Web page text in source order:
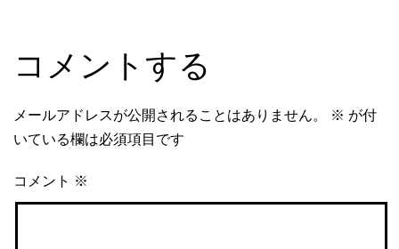
コメントする
メールアドレスが公開されることはありません。 ※ が付
いている欄は必須項目です
コメント ※